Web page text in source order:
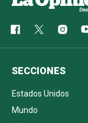
SECCIONES
Estados Unidos
Mundo